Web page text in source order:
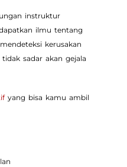
instruktur
ilmu tentang
kerusakan
sadar akan gejala
yang bisa kamu ambil